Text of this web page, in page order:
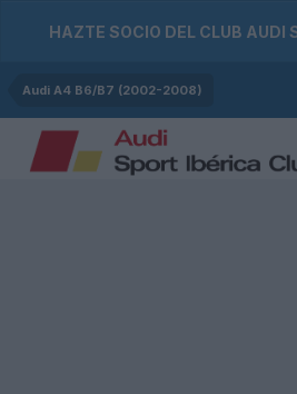
HAZTE SOCIO DEL CLUB AUDI
Audi A4 B6/B7 (2002-2008)